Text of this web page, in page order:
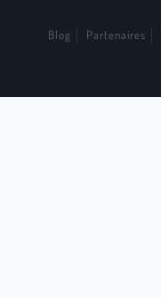
Blog Partenaires